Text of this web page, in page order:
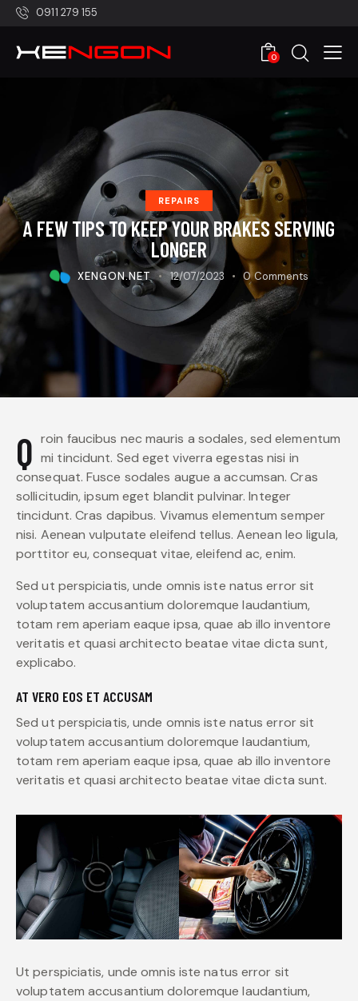
0911 279 155
0
REPAIRS
A FEW TIPS TO KEEP YOUR BRAKES SERVING
LONGER
XENGON.NET 12/07/2023 0 Comments
Qroin faucibus nec mauris a sodales, sed elementum mi tincidunt. Sed eget viverra egestas nisi in
consequat. Fusce sodales augue a accumsan. Cras
sollicitudin, ipsum eget blandit pulvinar. Integer
tincidunt. Cras dapibus. Vivamus elementum semper
nisi. Aenean vulputate eleifend tellus. Aenean leo ligula,
porttitor eu, consequat vitae, eleifend ac, enim.
Sed ut perspiciatis, unde omnis iste natus error sit
voluptatem accusantium doloremque laudantium,
totam rem aperiam eaque ipsa, quae ab illo inventore
veritatis et quasi architecto beatae vitae dicta sunt,
explicabo.
AT VERO EOS ET ACCUSAM
Sed ut perspiciatis, unde omnis iste natus error sit
voluptatem accusantium doloremque laudantium,
totam rem aperiam eaque ipsa, quae ab illo inventore
veritatis et quasi architecto beatae vitae dicta sunt.
Ut perspiciatis, unde omnis iste natus error sit
voluptatem accusantium doloremque laudantium,